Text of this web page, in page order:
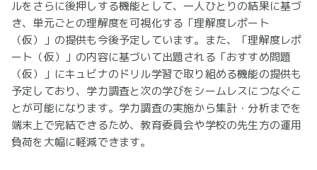
ルをさらに後押しする機能として、一人ひとりの結果に基づ
き、単元ごとの理解度を可視化する「理解度レポート
（仮）」の提供も今後予定しています。また、「理解度レポ
ート（仮）」の内容に基づいて出題される「おすすめ問題
（仮）」にキュビナのドリル学習で取り組める機能の提供も
予定しており、学力調査と次の学びをシームレスにつなぐこ
とが可能になります。学力調査の実施から集計・分析までを
端末上で完結できるため、教育委員会や学校の先生方の運用
負荷を大幅に軽減できます。